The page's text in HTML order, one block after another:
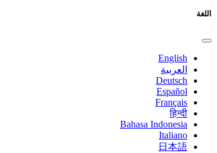
اللغة
English
العربية
Deutsch
Español
Français
हिन्दी
Bahasa Indonesia
Italiano
日本語